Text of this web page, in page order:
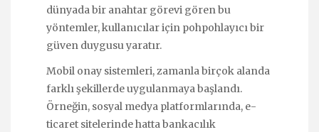
dünyada bir anahtar görevi gören bu
yöntemler, kullanıcılar için pohpohlayıcı bir
güven duygusu yaratır.
Mobil onay sistemleri, zamanla birçok alanda
farklı şekillerde uygulanmaya başlandı.
Örneğin, sosyal medya platformlarında, e-
ticaret sitelerinde hatta bankacılık